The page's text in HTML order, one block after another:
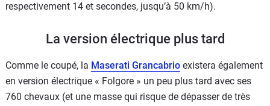
respectivement 14 et secondes, jusqu’à 50 km/h).
La version électrique plus tard
Comme le coupé, la Maserati Grancabrio existera également
en version électrique « Folgore » un peu plus tard avec ses
760 chevaux (et une masse qui risque de dépasser de très